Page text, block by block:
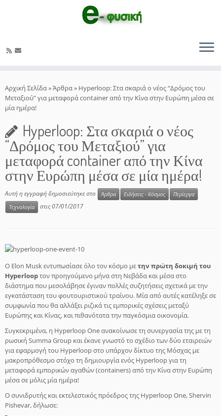
στο
περιεχόμενο
Αρχική Σελίδα»Άρθρα» Hyperloop: Στα σκαριά ο νέος “Δρόμος του
Μεταξιού” για μεταφορά container από την Κίνα στην Ευρώπη μέσα σε
μία ημέρα!
Hyperloop: Στα σκαριά ο νέος
“Δρόμος του Μεταξιού” για
μεταφορά container από την Κίνα
στην Ευρώπη μέσα σε μία ημέρα!
Αυτή η εγγραφή δημοσιεύτηκε στο Άρθρα Ειδήσεις - Κόσμος
Περίεργα
Τεχνολογία
στις07/01/2017
Ο Elon Musk εντυπωσίασε όλο τον κόσμο μετην πρώτη δοκιμή του
Hyperloopτον προηγούμενο μήνα στη Νεβάδα και μέσα στο
διάστημα που μεσολάβησε έγιναν πολλές συζητήσεις σχετικά με την
εγκατάσταση του φουτουριστικού τραίνου. Μία από αυτές κατέληξε σε
συμφωνία που θα αλλάξει ριζικά τις εμπορικές σχέσεις μεταξύ
Ευρώπης και Κίνας, και πιθανότατα την παγκόσμια οικονομία.
Συγκεκριμένα, η Hyperloop One ανακοίνωσε τη συνεργασία της με τη
ρωσική Summa Group και έκανε γνωστό το σχέδιο των δύο εταιρειών
για εφαρμογή του Hyperloop στο υπάρχον δίκτυο της Μόσχας με
μακροπρόθεσμο στόχο τη δημιουργία ενός Hyperloop για τη
μεταφορά εμπορικών αγαθών (containers) από την Κίνα στην Ευρώπη
μέσα σε μόλις μία ημέρα!
Ο συνιδρυτής και εκτελεστικός πρόεδρος της Hyperloop One, Shervin
Pishevar, δήλωσε: